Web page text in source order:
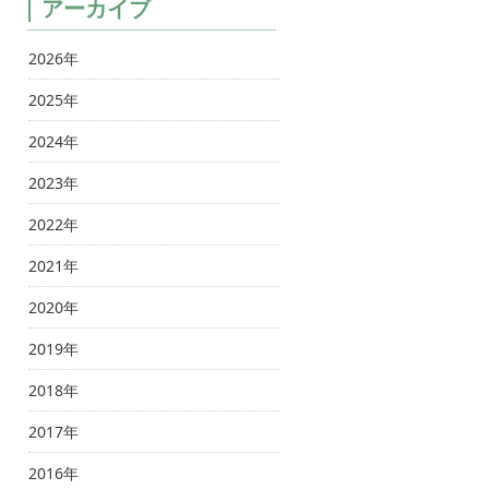
アーカイブ
2026年
2025年
2024年
2023年
2022年
2021年
2020年
2019年
2018年
2017年
2016年